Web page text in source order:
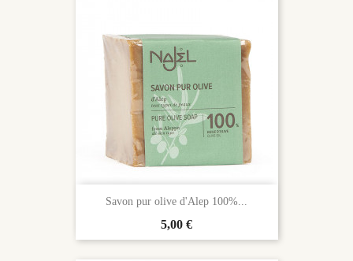
Savon pur olive d'Alep 100%...
Prix
5,00 €